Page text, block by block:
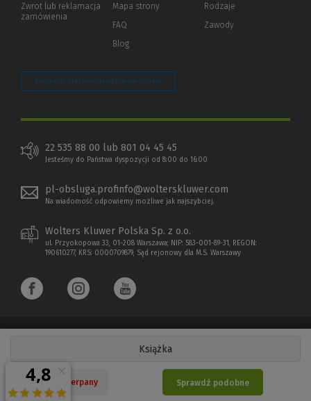
Książka
Nakład wyczerpany Sprawdź podobne
innej
Zwrot lub reklamacja
zamówienia
Mapa strony
FAQ
Blog
Rodzaje
Zawody
Zarządzaj preferencjami plików cookie
22 535 88 00 lub 801 04 45 45
Jesteśmy do Państwa dyspozycji od 8:00 do 16:00
pl-obsluga.profinfo@wolterskluwer.com
Na wiadomość odpowiemy możliwe jak najszybciej.
Wolters Kluwer Polska Sp. z o.o.
ul. Przyokopowa 33, 01-208 Warszawa; NIP: 583-001-89-31, REGON:
190610277, KRS: 0000709879, Sąd rejonowy dla M.S. Warszawy
Copyright 1997 - 2026 Wolters Kluwer Polska Sp. z o.o.